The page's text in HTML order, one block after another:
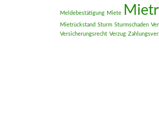
Meldebestätigung Miete
Mietrückstand Sturm Sturmschaden
Versicherungsrecht Verzug